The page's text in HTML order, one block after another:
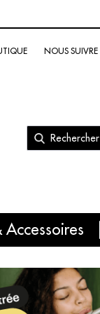
NOUS SUIVRE
Rechercher
Accessoires